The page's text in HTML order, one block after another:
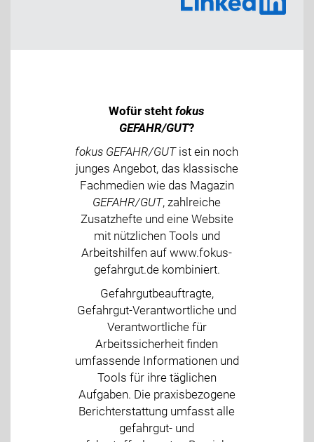
Wofür stehtfokus
GEFAHR/GUT?
fokus GEFAHR/GUTist ein noch
junges Angebot, das klassische
Fachmedien wie das Magazin
GEFAHR/GUT, zahlreiche
Zusatzhefte und eine Website
mit nützlichen Tools und
Arbeitshilfen auf www.fokus-
gefahrgut.de kombiniert.
Gefahrgutbeauftragte,
Gefahrgut-Verantwortliche und
Verantwortliche für
Arbeitssicherheit finden
umfassende Informationen und
Tools für ihre täglichen
Aufgaben. Die praxisbezogene
Berichterstattung umfasst alle
gefahrgut- und